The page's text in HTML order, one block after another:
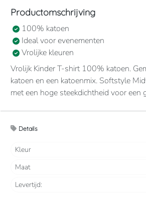
Productomschrijving
100% katoen
Ideal voor evenementen
Vrolijke kleuren
Vrolijk Kinder T-shirt 100% katoen.
katoen en een katoenmix. Softstyle
met een hoge steekdichtheid voor een
met ribboord. Nektape in de kraag en
Details
Kleur
Maat
Levertijd: